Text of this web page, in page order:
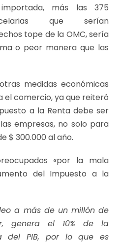
más las 375
que serían
tope de la OMC, sería
o peor manera que las
medidas económicas
el comercio, ya que reiteró
a la Renta debe ser
empresas, no solo para
$ 300.000 al año.
«por la mala
del Impuesto a la
a más de un millón de
genera el 10% de la
del PIB, por lo que es